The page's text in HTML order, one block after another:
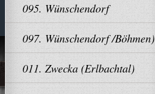
095. Wünschendorf
097. Wünschendorf /Böhmen)
011. Zwecka (Erlbachtal)